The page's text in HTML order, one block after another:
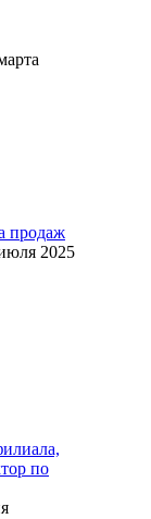
продаж
2025
по